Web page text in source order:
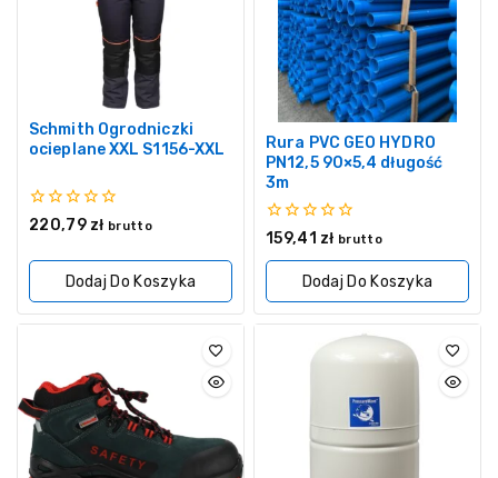
Schmith Ogrodniczki
ocieplane XXL S1156-XXL
0
220,79 zł brutto
Dodaj Do Koszyka
Rura PVC GEO HYDRO
PN12,5 90×5,4 długość
3m
0
5
159,41 zł brutto
Dodaj Do Koszyka